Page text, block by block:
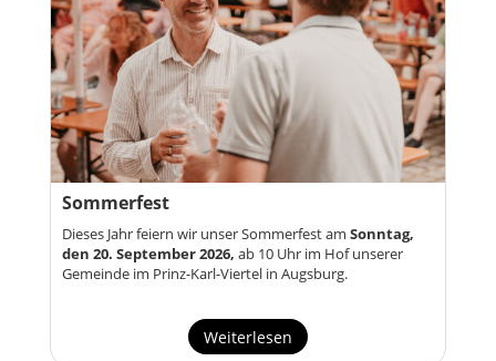
Sommerfest
Dieses Jahr feiern wir unser Sommerfest am Sonntag,
den 20. September 2026, ab 10 Uhr im Hof unserer
Gemeinde im Prinz-Karl-Viertel in Augsburg.
Weiterlesen